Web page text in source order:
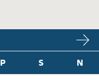
P S N